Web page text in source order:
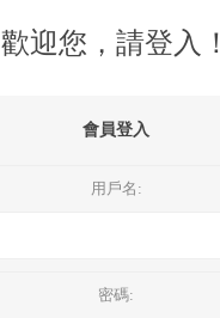
歡迎您，請登入！
會員登入
用戶名:
密碼: